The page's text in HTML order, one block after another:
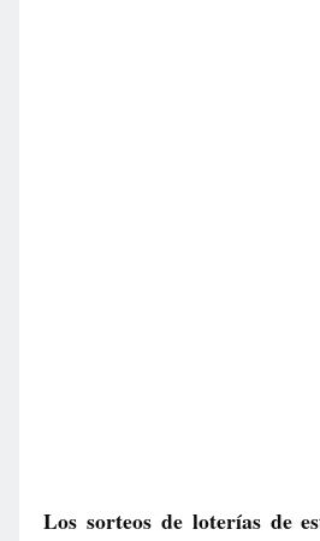
Los sorteos de loterías de